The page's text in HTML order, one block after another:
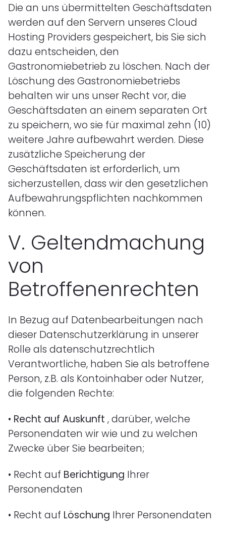
Die an uns übermittelten Geschäftsdaten
werden auf den Servern unseres Cloud
Hosting Providers gespeichert, bis Sie sich
dazu entscheiden, den
Gastronomiebetrieb zu löschen. Nach der
Löschung des Gastronomiebetriebs
behalten wir uns unser Recht vor, die
Geschäftsdaten an einem separaten Ort
zu speichern, wo sie für maximal zehn (10)
weitere Jahre aufbewahrt werden. Diese
zusätzliche Speicherung der
Geschäftsdaten ist erforderlich, um
sicherzustellen, dass wir den gesetzlichen
Aufbewahrungspflichten nachkommen
können.
V. Geltendmachung
von
Betroffenenrechten
In Bezug auf Datenbearbeitungen nach
dieser Datenschutzerklärung in unserer
Rolle als datenschutzrechtlich
Verantwortliche, haben Sie als betroffene
Person, z.B. als Kontoinhaber oder Nutzer,
die folgenden Rechte:
• Recht auf Auskunft , darüber, welche
Personendaten wir wie und zu welchen
Zwecke über Sie bearbeiten;
• Recht auf Berichtigung Ihrer
Personendaten
• Recht auf Löschung Ihrer Personendaten